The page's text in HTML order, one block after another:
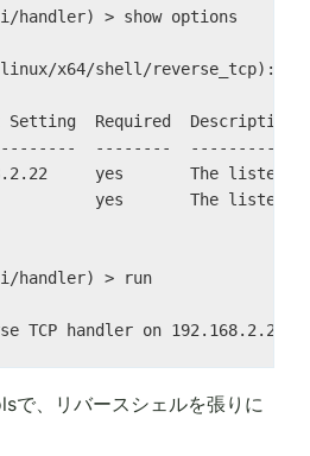
handler) > show options
x64/shell/reverse_tcp):
Required  Description
--------  -----------
yes       The listen
yes       The listen
handler) > run
、リバースシェルを張りに